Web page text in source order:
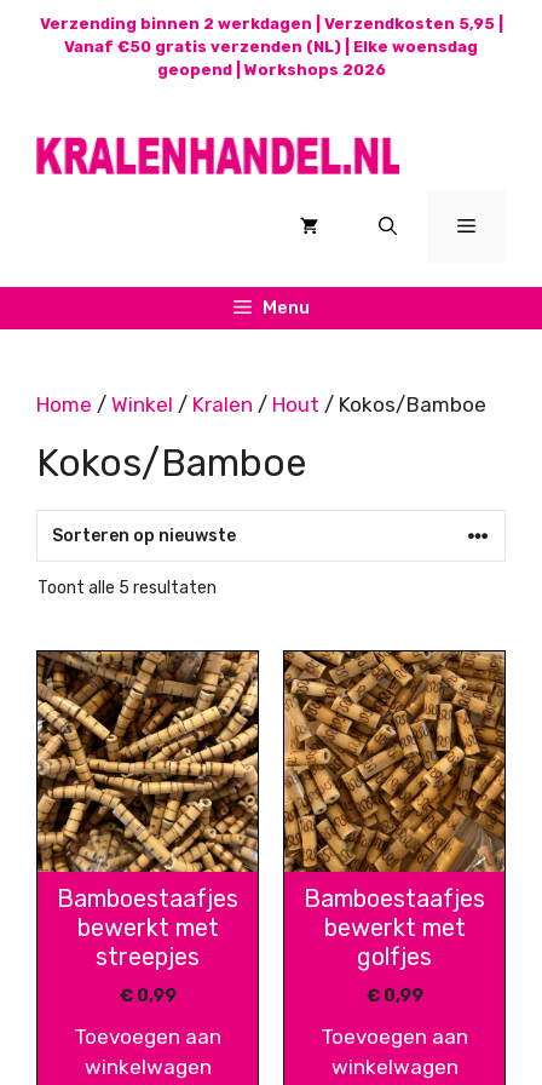
Verzending binnen 2 werkdagen | Verzendkosten 5,95 |
Vanaf €50 gratis verzenden (NL) | Elke woensdag
geopend | Workshops 2026
Menu
Menu
Home / Winkel / Kralen / Hout / Kokos/Bamboe
Kokos/Bamboe
Toont alle 5 resultaten
Bamboestaafjes
bewerkt met
streepjes
€0,99
Toevoegen aan
winkelwagen
Bamboestaafjes
bewerkt met
golfjes
€0,99
Toevoegen aan
winkelwagen